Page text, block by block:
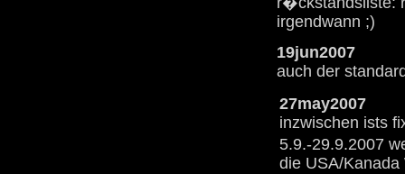
irgendwann ;)
19jun2007
auch der
27may2007
inzwischen ists
5.9.-29.9.2007
die USA/Kanada